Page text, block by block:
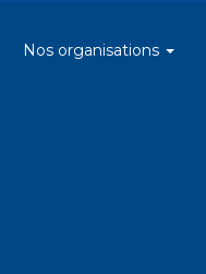
Nos organisations